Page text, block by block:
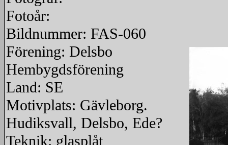
Fotoår:
Bildnummer: FAS-060
Förening: Delsbo
Hembygdsförening
Land: SE
Motivplats: Gävleborg.
Hudiksvall, Delsbo, Ede?
Teknik: glasplåt